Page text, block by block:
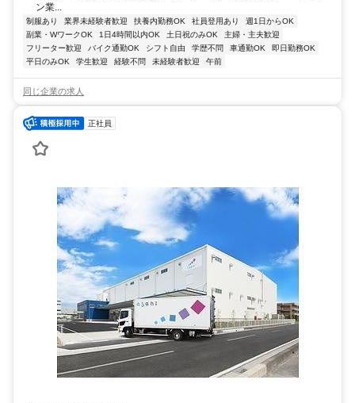
ン業...
制服あり 業界未経験者歓迎 扶養内勤務OK 社員登用あり
週1日からOK
副業・WワークOK
1日4時間以内OK 土日祝のみOK
主婦・主夫歓迎
フリーター歓迎
バイク通勤OK シフト自由 学歴不問 車通勤OK
即日勤務OK
平日のみOK
学生歓迎 経験不問 未経験者歓迎 午前
同じ企業の求人
正社員